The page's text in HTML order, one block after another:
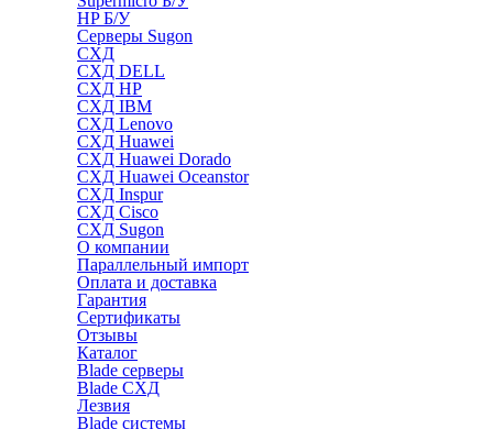
HP Б/У
Серверы Sugon
СХД
СХД DELL
СХД HP
СХД IBM
СХД Lenovo
СХД Huawei
СХД Huawei Dorado
СХД Huawei Oceanstor
СХД Inspur
СХД Cisco
СХД Sugon
О компании
Параллельный импорт
Оплата и доставка
Гарантия
Сертификаты
Отзывы
Каталог
Blade серверы
Blade СХД
Лезвия
Blade системы